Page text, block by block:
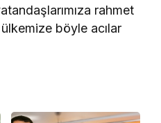
rahmet
böyle acılar